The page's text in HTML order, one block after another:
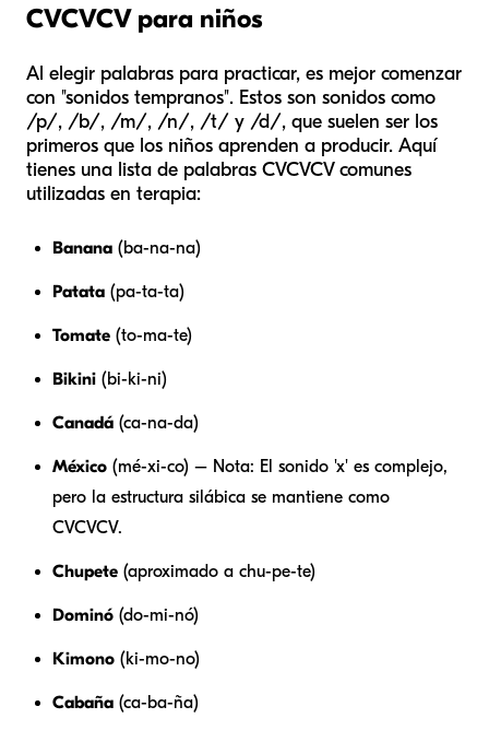
CVCVCV para niños
Al elegir palabras para practicar, es mejor comenzar
con "sonidos tempranos". Estos son sonidos como
/p/, /b/, /m/, /n/, /t/ y /d/, que suelen ser los
primeros que los niños aprenden a producir. Aquí
tienes una lista de palabras CVCVCV comunes
utilizadas en terapia:
Banana (ba-na-na)
Patata (pa-ta-ta)
Tomate (to-ma-te)
Bikini (bi-ki-ni)
Canadá (ca-na-da)
México (mé-xi-co) – Nota: El sonido 'x' es complejo,
pero la estructura silábica se mantiene como
CVCVCV.
Chupete (aproximado a chu-pe-te)
Dominó (do-mi-nó)
Kimono (ki-mo-no)
Cabaña (ca-ba-ña)